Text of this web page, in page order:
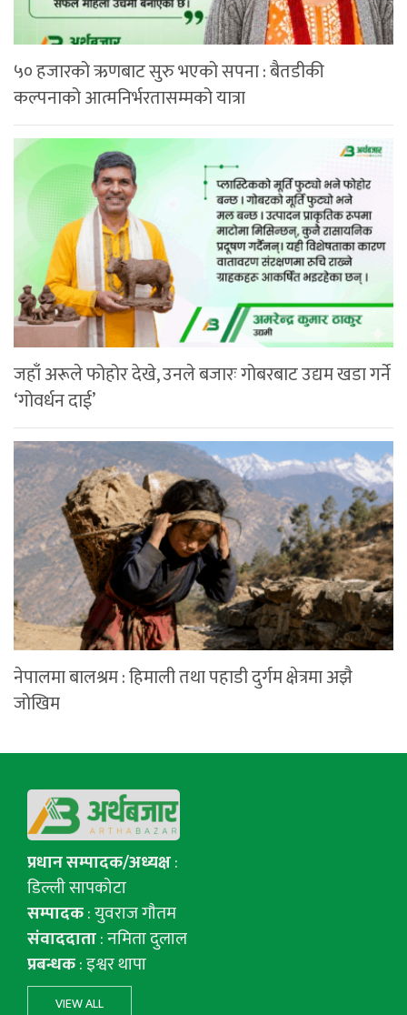
५० हजारको ऋणबाट सुरु भएको सपना : बैतडीकी
कल्पनाको आत्मनिर्भरतासम्मको यात्रा
जहाँ अरूले फोहोर देखे, उनले बजारः गोबरबाट उद्यम खडा गर्ने
‘गोवर्धन दाई’
नेपालमा बालश्रम : हिमाली तथा पहाडी दुर्गम क्षेत्रमा अझै
जोखिम
प्रधान सम्पादक/अध्यक्ष:
डिल्ली सापकोटा
सम्पादक: युवराज गाैतम
संवाददाता: नमिता दुलाल
प्रबन्धक: इश्वर थापा
VIEW ALL